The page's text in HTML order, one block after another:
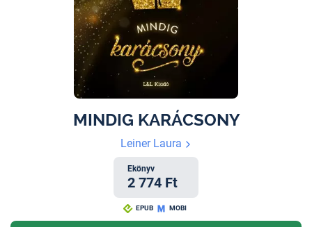
MINDIG KARÁCSONY
Leiner Laura
Ekönyv
2 774 Ft
EPUB MOBI